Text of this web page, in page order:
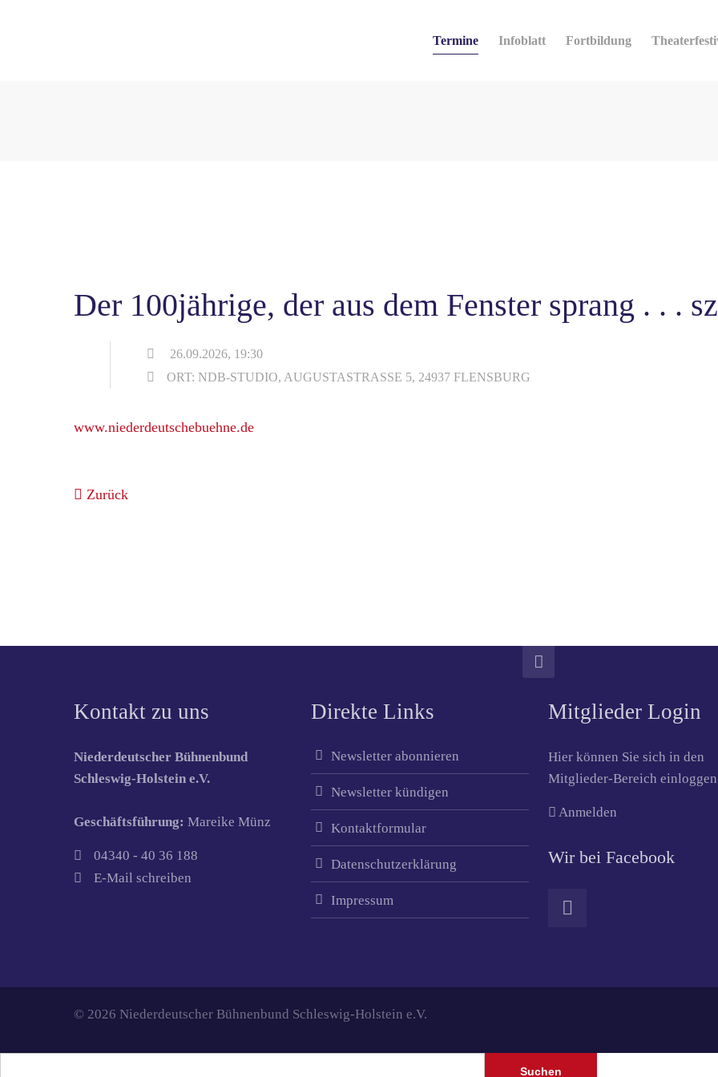
Termine Infoblatt Fortbildung
Der 100jährige, der aus dem Fenster sprang . . .
26.09.2026, 19:30
ORT: NDB-STUDIO, AUGUSTASTRASSE 5, 24937 FLENSBURG
www.niederdeutschebuehne.de
Zurück
Kontakt zu uns
Niederdeutscher Bühnenbund
Schleswig-Holstein e.V.
Geschäftsführung:Mareike Münz
04340 - 40 36 188
E-Mail schreiben
Direkte Links
Newsletter abonnieren
Newsletter kündigen
Kontaktformular
Datenschutzerklärung
Impressum
Mitglieder Login
Hier können Sie sich in den
Mitglieder-Bereich
Anmelden
Wir bei Facebook
© 2026 Niederdeutscher Bühnenbund Schleswig-Holstein e.V.
Suchen